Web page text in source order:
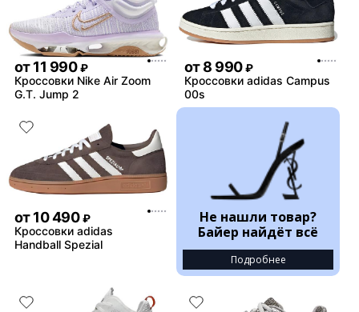
от11 990 ₽
Кроссовки Nike Air Zoom
G.T. Jump 2
от8 990 ₽
Кроссовки adidas Campus
00s
от10 490 ₽
Кроссовки adidas
Handball Spezial
Не нашли товар?
Байер найдёт всё
Подробнее